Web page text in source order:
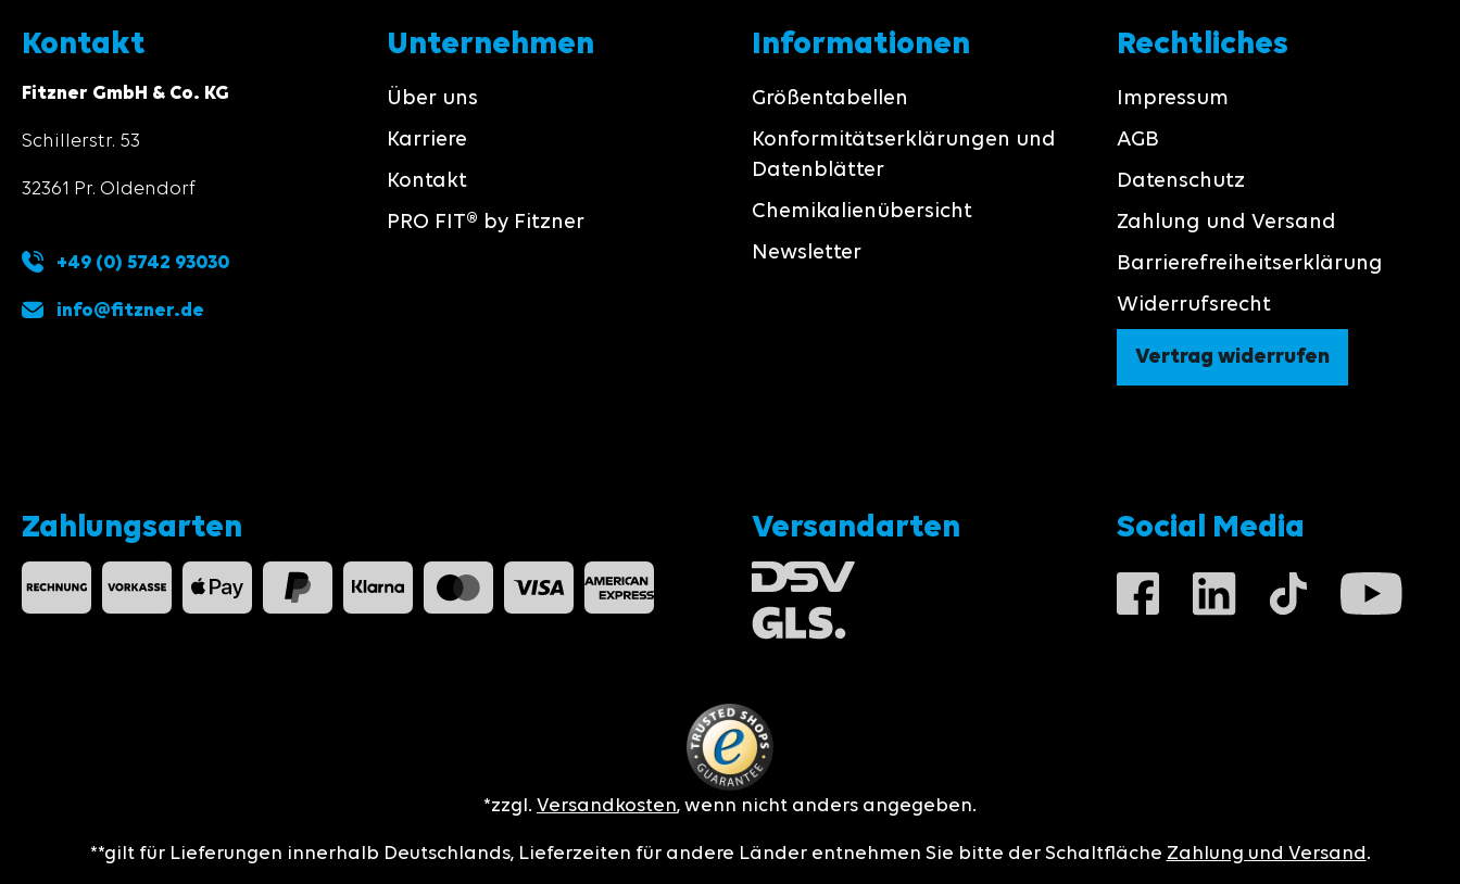
Kontakt
Fitzner GmbH & Co. KG
Schillerstr. 53
32361 Pr. Oldendorf
+49 (0) 5742 93030
info@fitzner.de
Unternehmen
Über uns
Karriere
Kontakt
PRO FIT® by Fitzner
Informationen
Größentabellen
Konformitätserklärungen und
Datenblätter
Chemikalienübersicht
Newsletter
Rechtliches
Impressum
AGB
Datenschutz
Zahlung und Versand
Barrierefreiheitserklärung
Widerrufsrecht
Vertrag widerrufen
Zahlungsarten Versandarten Social Media
*zzgl. Versandkosten, wenn nicht anders angegeben.
**gilt für Lieferungen innerhalb Deutschlands, Lieferzeiten für andere Länder entnehmen Sie bitte der Schaltfläche Zahlung und Versand .